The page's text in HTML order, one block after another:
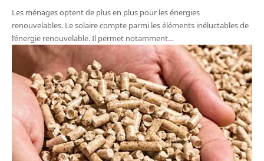
Les ménages optent de plus en plus pour les énergies
renouvelables. Le solaire compte parmi les éléments inéluctables de
l’énergie renouvelable. Il permet notamment…